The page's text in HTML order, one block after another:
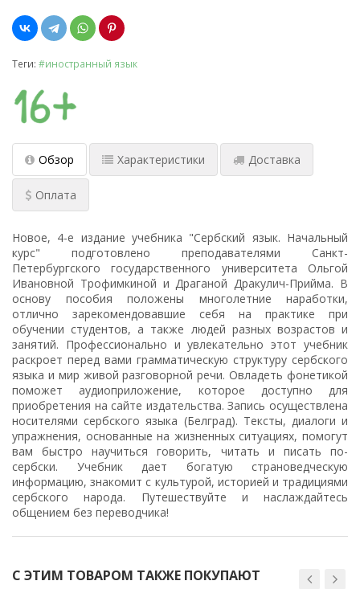
Теги: #иностранный язык
Обзор Характеристики Доставка
Оплата
Новое, 4-е издание учебника "Сербский язык. Начальный
курс" подготовлено преподавателями Санкт-
Петербургского государственного университета Ольгой
Ивановной Трофимкиной и Драганой Дракулич-Прийма. В
основу пособия положены многолетние наработки,
отлично зарекомендовавшие себя на практике при
обучении студентов, а также людей разных возрастов и
занятий. Профессионально и увлекательно этот учебник
раскроет перед вами грамматическую структуру сербского
языка и мир живой разговорной речи. Овладеть фонетикой
поможет аудиоприложение, которое доступно для
приобретения на сайте издательства. Запись осуществлена
носителями сербского языка (Белград). Тексты, диалоги и
упражнения, основанные на жизненных ситуациях, помогут
вам быстро научиться говорить, читать и писать по-
сербски. Учебник дает богатую страноведческую
информацию, знакомит с культурой, историей и традициями
сербского народа. Путешествуйте и наслаждайтесь
общением без переводчика!
С ЭТИМ ТОВАРОМ ТАКЖЕ ПОКУПАЮТ